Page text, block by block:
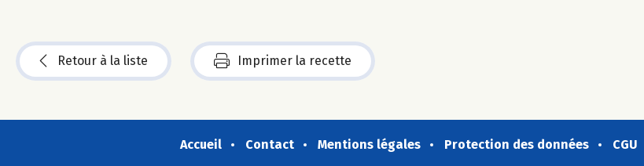
Retour à la liste Imprimer la recette
Accueil Contact Mentions légales Protection des données CGU